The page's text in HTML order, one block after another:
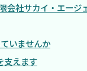
会社サカイ・エージ
いませんか
支えます